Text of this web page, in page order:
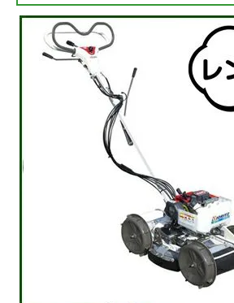
農業資材
レンタル
FAQ